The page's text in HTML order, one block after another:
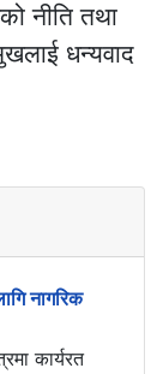
नीति तथा
धन्यवाद
नागरिक
कार्यरत